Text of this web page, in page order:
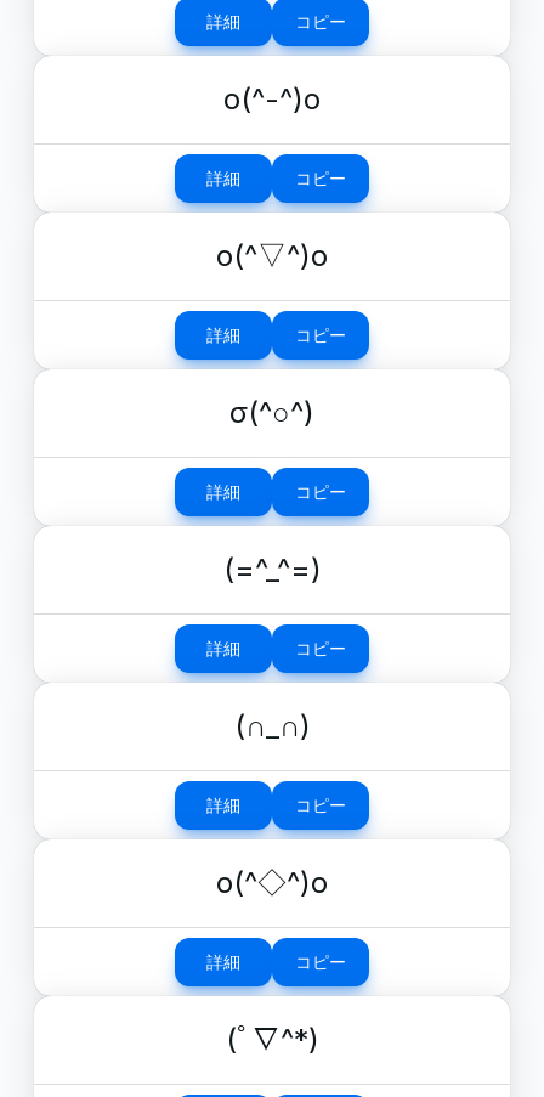
詳細 コピー
o(^-^)o
詳細 コピー
o(^▽^)o
詳細 コピー
σ(^○^)
詳細 コピー
(=^_^=)
詳細 コピー
(∩_∩)
詳細 コピー
o(^◇^)o
詳細 コピー
(ﾟ∇^*)